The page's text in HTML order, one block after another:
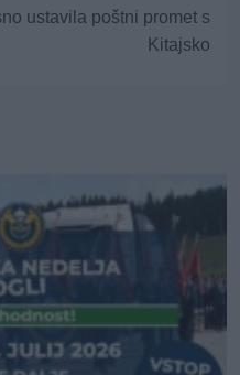
ustavila poštni promet s
Kitajsko